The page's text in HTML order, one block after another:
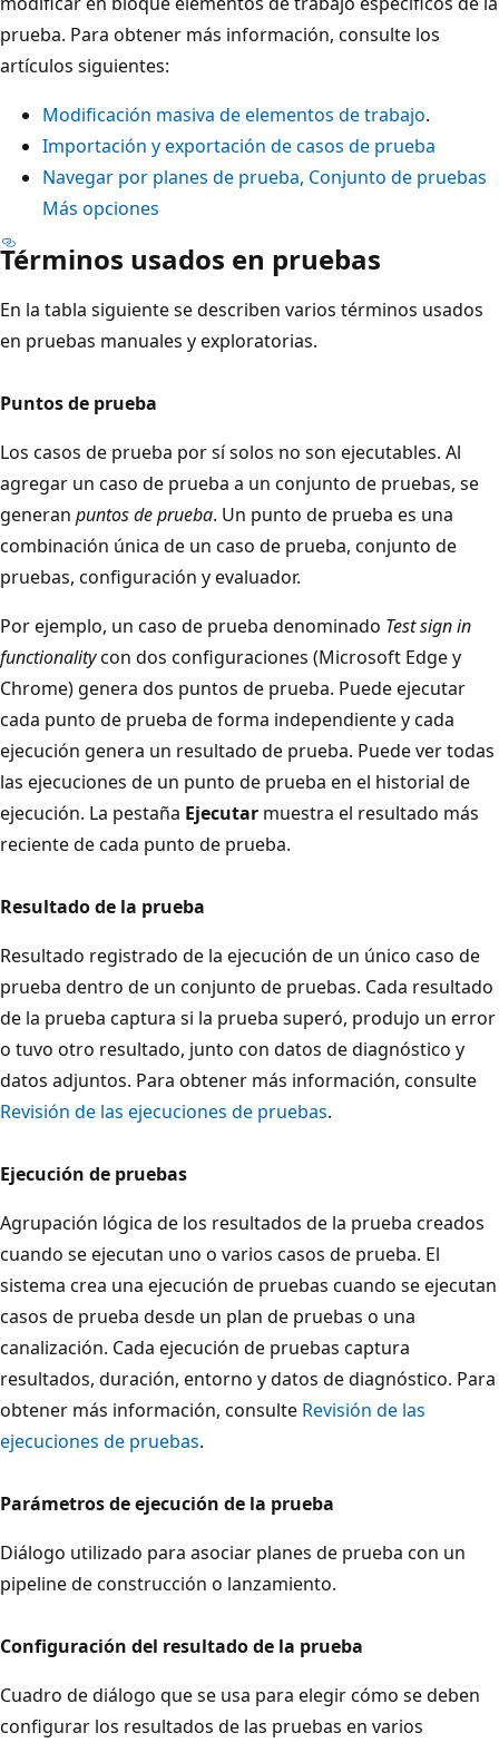
prueba. Para obtener más información, consulte los
artículos siguientes:
Modificación masiva de elementos de trabajo.
Importación y exportación de casos de prueba
Navegar por planes de prueba, Conjunto de pruebas
Más opciones
Términos usados en pruebas
En la tabla siguiente se describen varios términos usados
en pruebas manuales y exploratorias.
Puntos de prueba
Los casos de prueba por sí solos no son ejecutables. Al
agregar un caso de prueba a un conjunto de pruebas, se
generan puntos de prueba. Un punto de prueba es una
combinación única de un caso de prueba, conjunto de
pruebas, configuración y evaluador.
Por ejemplo, un caso de prueba denominado Test sign in
functionalitycon dos configuraciones (Microsoft Edge y
Chrome) genera dos puntos de prueba. Puede ejecutar
cada punto de prueba de forma independiente y cada
ejecución genera un resultado de prueba. Puede ver todas
las ejecuciones de un punto de prueba en el historial de
ejecución. La pestaña Ejecutar muestra el resultado más
reciente de cada punto de prueba.
Resultado de la prueba
Resultado registrado de la ejecución de un único caso de
prueba dentro de un conjunto de pruebas. Cada resultado
de la prueba captura si la prueba superó, produjo un error
o tuvo otro resultado, junto con datos de diagnóstico y
datos adjuntos. Para obtener más información, consulte
Revisión de las ejecuciones de pruebas.
Ejecución de pruebas
Agrupación lógica de los resultados de la prueba creados
cuando se ejecutan uno o varios casos de prueba. El
sistema crea una ejecución de pruebas cuando se ejecutan
casos de prueba desde un plan de pruebas o una
canalización. Cada ejecución de pruebas captura
resultados, duración, entorno y datos de diagnóstico. Para
obtener más información, consulte Revisión de las
ejecuciones de pruebas.
Parámetros de ejecución de la prueba
Diálogo utilizado para asociar planes de prueba con un
pipeline de construcción o lanzamiento.
Configuración del resultado de la prueba
Cuadro de diálogo que se usa para elegir cómo se deben
configurar los resultados de las pruebas en varios